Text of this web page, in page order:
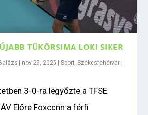
TÜKÖRSIMA LOKI SIKER
nov 29, 2025 |Sport,Székesfehérvár
3-0-ra legyőzte a TFSE
Előre Foxconn a férfi